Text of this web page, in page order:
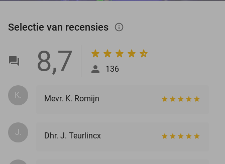
Selectie van recensies info_outlined
8,7 136
K. Mevr. K. Romijn
J. Dhr. J. Teurlincx